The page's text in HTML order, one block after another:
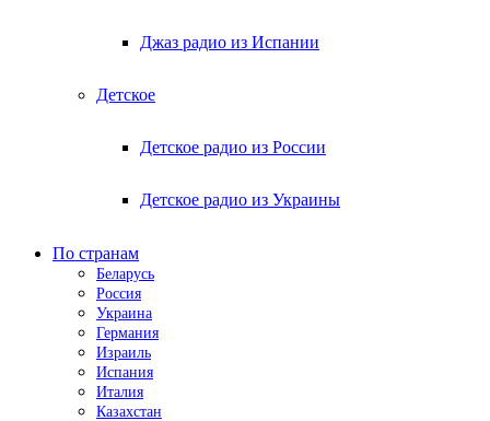
Джаз радио из Испании
Детское
Детское радио из России
Детское радио из Украины
По странам
Беларусь
Россия
Украина
Германия
Израиль
Испания
Италия
Казахстан